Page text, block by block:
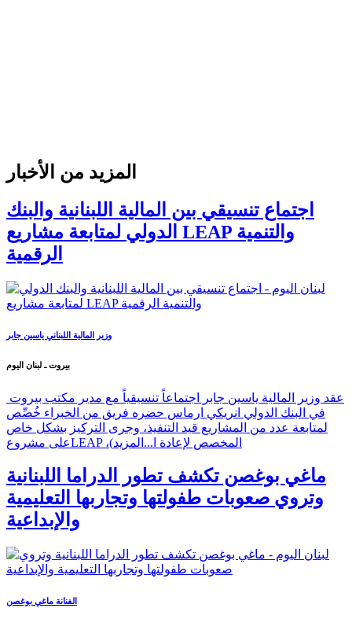
المزيد من الأخبار
اجتماع تنسيقي بين المالية اللبنانية والبنك
الدولي لمتابعة مشاريع LEAP والتنمية
الرقمية
وزير المالية اللبناني ياسين جابر
بيروت ـ لبنان اليوم
في البنك الدولي انريكي ارماس حضره فريق من الخبراء خُصِّص
لمتابعة عدد من المشاريع قيد التنفيذ، وجرى التركيز بشكل خاص
على مشروعLEAP ،(المخصص لإعادة ا... المزيد
ماغي بوغصن تكشف تطور الدراما اللبنانية
وتروي صعوبات طفولتها وتجاربها التعليمية
والإبداعية
الفنانة ماغي بوغصن